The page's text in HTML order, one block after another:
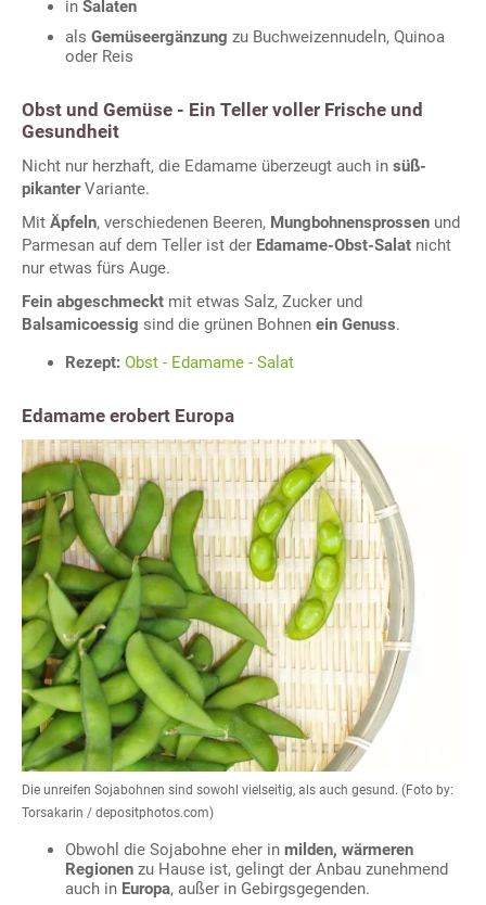
in Salaten
als Gemüseergänzung zu Buchweizennudeln, Quinoa
oder Reis
Obst und Gemüse - Ein Teller voller Frische und
Gesundheit
Nicht nur herzhaft, die Edamame überzeugt auch in süß-
pikanterVariante.
Mit Äpfeln, verschiedenen Beeren, Mungbohnensprossen und
Parmesan auf dem Teller ist der Edamame-Obst-Salat nicht
nur etwas fürs Auge.
Fein abgeschmeckt mit etwas Salz, Zucker und
Balsamicoessig sind die grünen Bohnen ein Genuss.
Rezept: Obst - Edamame - Salat
Edamame erobert Europa
Die unreifen Sojabohnen sind sowohl vielseitig, als auch gesund. (Foto by:
Torsakarin / depositphotos.com)
Obwohl die Sojabohne eher in milden, wärmeren
Regionen zu Hause ist, gelingt der Anbau zunehmend
auch in Europa, außer in Gebirgsgegenden.